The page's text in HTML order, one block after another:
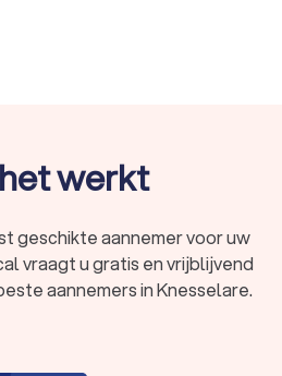
opbouw: bij een aanbouw, uitbouw
bouwen. Denk aan een uitbouw
het plaatsen van een dakkapel.
gaat het om het geheel
werkt
geschikte aannemer voor uw
vraagt u gratis en vrijblijvend
aannemers in Knesselare.